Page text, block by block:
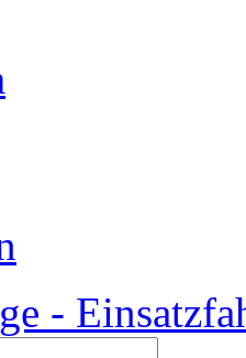
-